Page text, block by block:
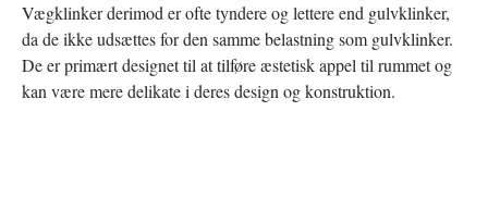
Vægklinker derimod er ofte tyndere og lettere end gulvklinker,
da de ikke udsættes for den samme belastning som gulvklinker.
De er primært designet til at tilføre æstetisk appel til rummet og
kan være mere delikate i deres design og konstruktion.